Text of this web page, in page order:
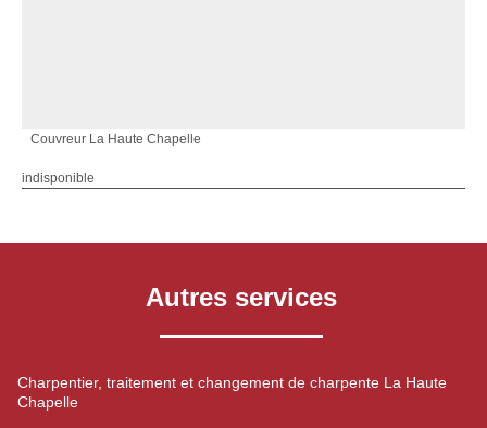
Couvreur La Haute Chapelle
indisponible
Autres services
Charpentier, traitement et changement de charpente La Haute
Chapelle